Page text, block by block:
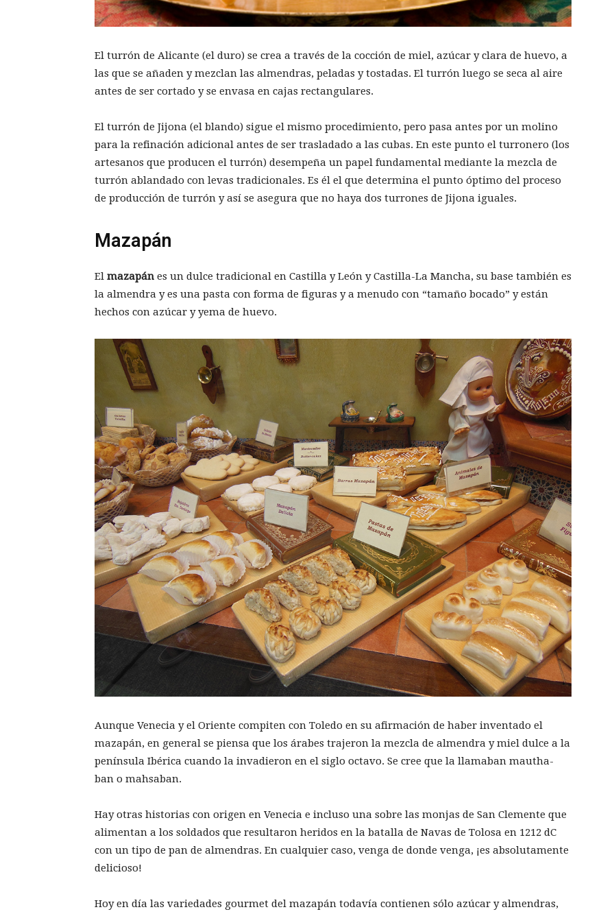
El turrón de Alicante (el duro) se crea a través de la cocción de miel, azúcar y clara de huevo, a
las que se añaden y mezclan las almendras, peladas y tostadas. El turrón luego se seca al aire
antes de ser cortado y se envasa en cajas rectangulares.
El turrón de Jijona (el blando) sigue el mismo procedimiento, pero pasa antes por un molino
para la refinación adicional antes de ser trasladado a las cubas. En este punto el turronero (los
artesanos que producen el turrón) desempeña un papel fundamental mediante la mezcla de
turrón ablandado con levas tradicionales. Es él el que determina el punto óptimo del proceso
de producción de turrón y así se asegura que no haya dos turrones de Jijona iguales.
Mazapán
El mazapán es un dulce tradicional en Castilla y León y Castilla-La Mancha, su base también es
la almendra y es una pasta con forma de figuras y a menudo con “tamaño bocado” y están
hechos con azúcar y yema de huevo.
Aunque Venecia y el Oriente compiten con Toledo en su afirmación de haber inventado el
mazapán, en general se piensa que los árabes trajeron la mezcla de almendra y miel dulce a la
península Ibérica cuando la invadieron en el siglo octavo. Se cree que la llamaban mautha-
ban o mahsaban.
Hay otras historias con origen en Venecia e incluso una sobre las monjas de San Clemente que
alimentan a los soldados que resultaron heridos en la batalla de Navas de Tolosa en 1212 dC
con un tipo de pan de almendras. En cualquier caso, venga de donde venga, ¡es absolutamente
delicioso!
Hoy en día las variedades gourmet del mazapán todavía contienen sólo azúcar y almendras,